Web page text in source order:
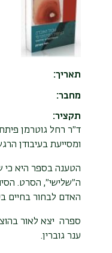
תאריך
מחבר
תקציר
ד״ר רחל גוטרמן
ומסייעת בעיבודן
הטענה בספר היא כי
ה״שלישי״, הסרט.
האדם לבחור בחיים
ספרה יצא לאור
ענר גוברין.